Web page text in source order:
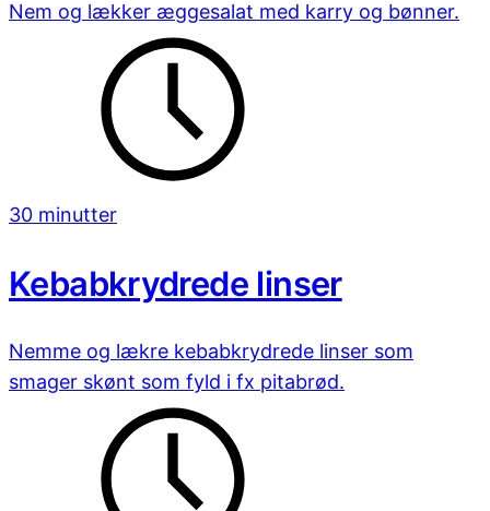
Nem og lækker æggesalat med karry og bønner.
30 minutter
Kebabkrydrede linser
Nemme og lækre kebabkrydrede linser som
smager skønt som fyld i fx pitabrød.